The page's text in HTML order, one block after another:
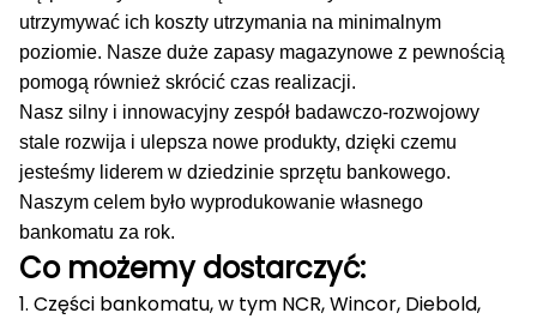
utrzymywać ich koszty utrzymania na minimalnym
poziomie. Nasze duże zapasy magazynowe z pewnością
pomogą również skrócić czas realizacji.
Nasz silny i innowacyjny zespół badawczo-rozwojowy
stale rozwija i ulepsza nowe produkty, dzięki czemu
jesteśmy liderem w dziedzinie sprzętu bankowego.
Naszym celem było wyprodukowanie własnego
bankomatu za rok.
Co możemy dostarczyć:
1. Części bankomatu, w tym NCR, Wincor, Diebold,